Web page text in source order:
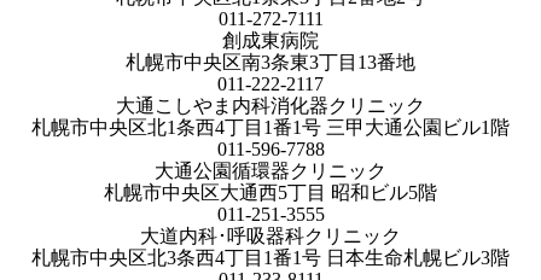
011-272-7111
創成東病院
札幌市中央区南3条東3丁目13番地
011-222-2117
大通こしやま内科消化器クリニック
札幌市中央区北1条西4丁目1番1号 三甲大通公園ビル1階
011-596-7788
大通公園循環器クリニック
札幌市中央区大通西5丁目 昭和ビル5階
011-251-3555
大道内科･呼吸器科クリニック
札幌市中央区北3条西4丁目1番1号 日本生命札幌ビル3階